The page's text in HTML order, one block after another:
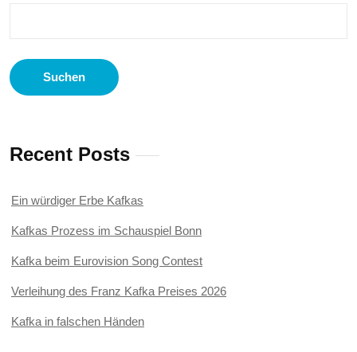
Suchen
Recent Posts
Ein würdiger Erbe Kafkas
Kafkas Prozess im Schauspiel Bonn
Kafka beim Eurovision Song Contest
Verleihung des Franz Kafka Preises 2026
Kafka in falschen Händen